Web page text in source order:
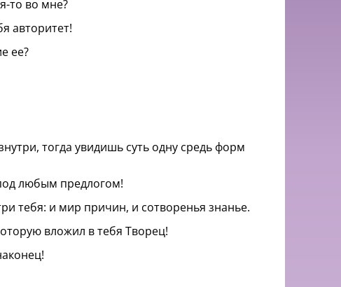
то во мне?
авторитет!
ее?
тогда увидишь суть одну средь форм
любым предлогом!
тебя: и мир причин, и сотворенья знанье.
вложил в тебя Творец!